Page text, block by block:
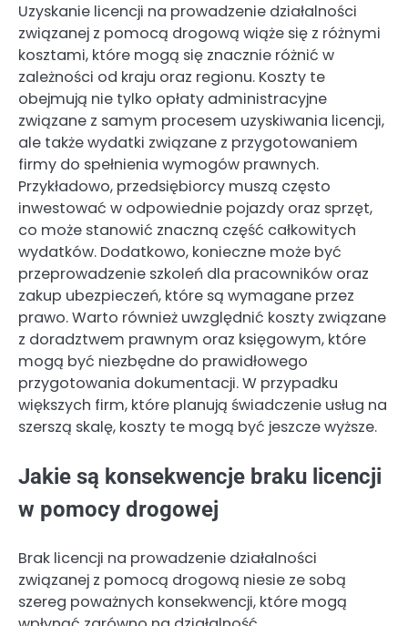
Uzyskanie licencji na prowadzenie działalności
związanej z pomocą drogową wiąże się z różnymi
kosztami, które mogą się znacznie różnić w
zależności od kraju oraz regionu. Koszty te
obejmują nie tylko opłaty administracyjne
związane z samym procesem uzyskiwania licencji,
ale także wydatki związane z przygotowaniem
firmy do spełnienia wymogów prawnych.
Przykładowo, przedsiębiorcy muszą często
inwestować w odpowiednie pojazdy oraz sprzęt,
co może stanowić znaczną część całkowitych
wydatków. Dodatkowo, konieczne może być
przeprowadzenie szkoleń dla pracowników oraz
zakup ubezpieczeń, które są wymagane przez
prawo. Warto również uwzględnić koszty związane
z doradztwem prawnym oraz księgowym, które
mogą być niezbędne do prawidłowego
przygotowania dokumentacji. W przypadku
większych firm, które planują świadczenie usług na
szerszą skalę, koszty te mogą być jeszcze wyższe.
Jakie są konsekwencje braku licencji
w pomocy drogowej
Brak licencji na prowadzenie działalności
związanej z pomocą drogową niesie ze sobą
szereg poważnych konsekwencji, które mogą